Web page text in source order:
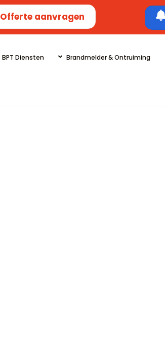
Offerte aanvragen
BPT Diensten Brandmelder & Ontruiming